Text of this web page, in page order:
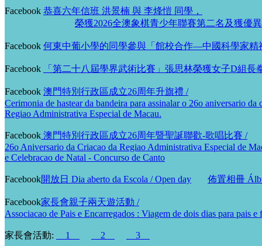
Facebook 恭喜六年信班 洪景楠 與 李烽愷 同學，
榮獲2026全澳象棋青少年聯賽第二名及獲優
Facebook 何東中葡小學的同學參與「館校合作—中國科學家精
Facebook 「第二十八屆學界武術比賽」張思林榮獲女子D組長
Facebook 澳門特別行政區成立26周年升旗禮 /
Cerimonia de hastear da bandeira para assinalar o 26o aniversario da
Regiao Administrativa Especial de Macau.
Facebook 澳門特別行政區成立26周年暨聖誕聯歡-歌唱比賽 /
26o Aniversario da Criacao da Regiao Administrativa Especial de
e Celebracao de Natal - Concurso de Canto
Facebook開放日 Dia aberto da Escola / Open day 佈置相冊
Facebook家長會親子兩天遊活動 /
Associacao de Pais e Encarregados : Viagem de dois dias para pais e
家長會活動: 1 2 3